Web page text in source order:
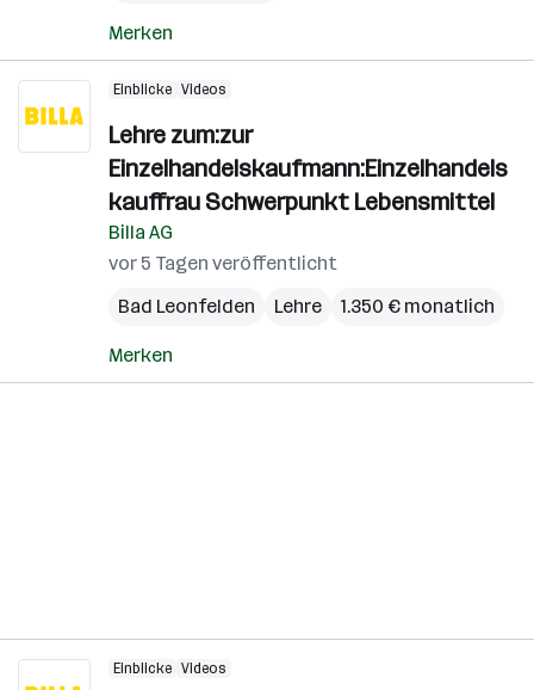
Merken
Einblicke Videos
Lehre zum:zur
Einzelhandelskaufmann:Einzelhandels
kauffrau Schwerpunkt Lebensmittel
Billa AG
vor 5 Tagen veröffentlicht
Bad Leonfelden
Lehre 1.350 € monatlich
Merken
Einblicke Videos